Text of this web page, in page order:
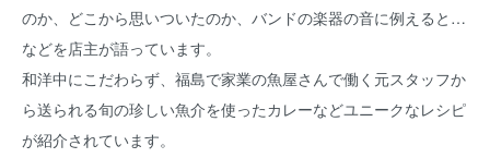
のか、どこから思いついたのか、バンドの楽器の音に例えると…
などを店主が語っています。
和洋中にこだわらず、福島で家業の魚屋さんで働く元スタッフか
ら送られる旬の珍しい魚介を使ったカレーなどユニークなレシピ
が紹介されています。